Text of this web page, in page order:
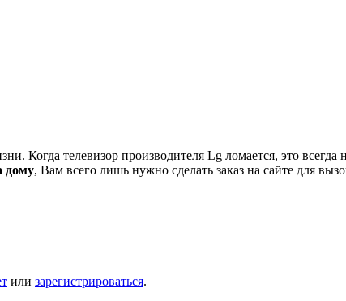
Когда телевизор производителя Lg ломается, это всегда
дому, Вам всего лишь нужно сделать заказ на сайте для
или зарегистрироваться.